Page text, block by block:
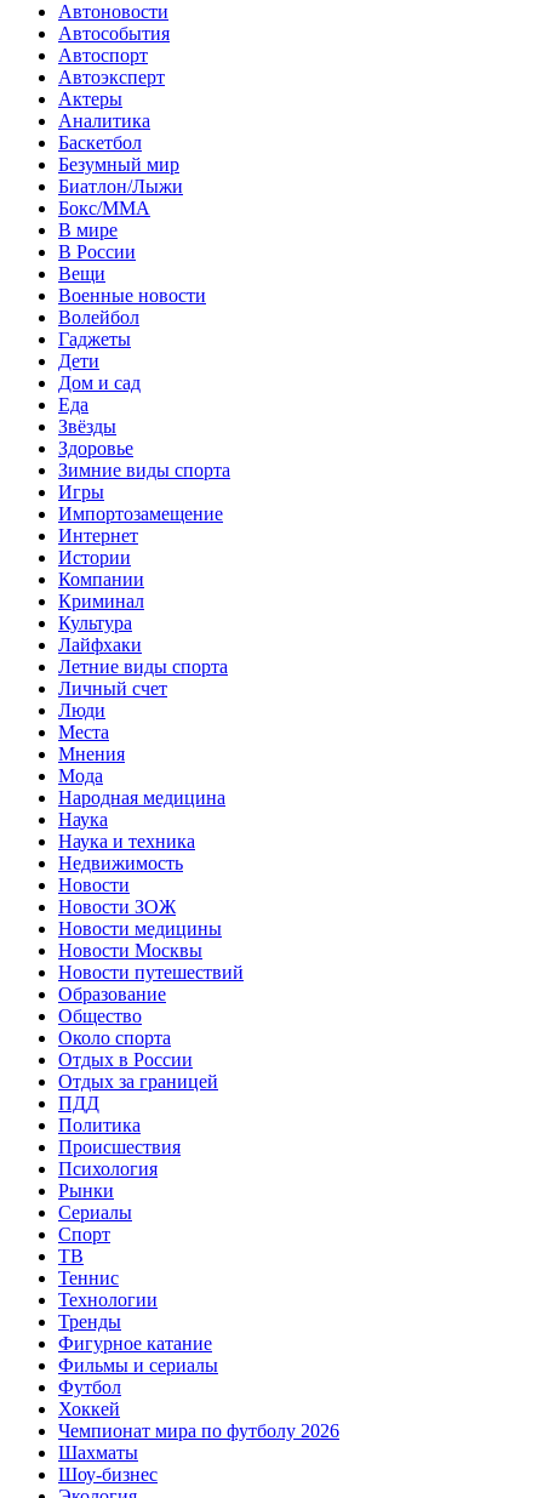
Автоновости
Автособытия
Автоспорт
Автоэксперт
Актеры
Аналитика
Баскетбол
Безумный мир
Биатлон/Лыжи
Бокс/MMA
В мире
В России
Вещи
Военные новости
Волейбол
Гаджеты
Дети
Дом и сад
Еда
Звёзды
Здоровье
Зимние виды спорта
Игры
Импортозамещение
Интернет
Истории
Компании
Криминал
Культура
Лайфхаки
Летние виды спорта
Личный счет
Люди
Места
Мнения
Мода
Народная медицина
Наука
Наука и техника
Недвижимость
Новости
Новости ЗОЖ
Новости медицины
Новости Москвы
Новости путешествий
Образование
Общество
Около спорта
Отдых в России
Отдых за границей
ПДД
Политика
Происшествия
Психология
Рынки
Сериалы
Спорт
ТВ
Теннис
Технологии
Тренды
Фигурное катание
Фильмы и сериалы
Футбол
Хоккей
Чемпионат мира по футболу 2026
Шахматы
Шоу-бизнес